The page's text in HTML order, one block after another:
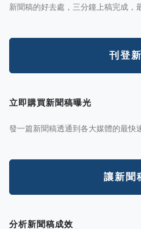
新聞稿的好去處，三分鐘上稿完成，
刊登
立即購買新聞稿曝光
發一篇新聞稿透通到各大媒體的最快
讓新聞
分析新聞稿成效